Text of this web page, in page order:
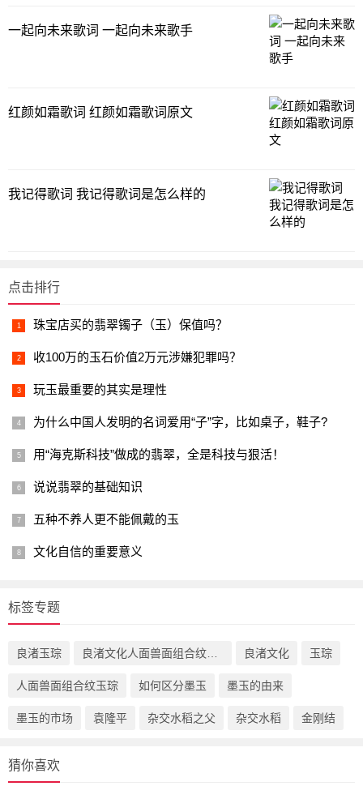
一起向未来歌词 一起向未来歌手
红颜如霜歌词 红颜如霜歌词原文
我记得歌词 我记得歌词是怎么样的
点击排行
珠宝店买的翡翠镯子（玉）保值吗？
收100万的玉石价值2万元涉嫌犯罪吗？
玩玉最重要的其实是理性
为什么中国人发明的名词爱用“子”字，比如桌子，鞋子?
用“海克斯科技”做成的翡翠，全是科技与狠活！
说说翡翠的基础知识
五种不养人更不能佩戴的玉
文化自信的重要意义
标签专题
良渚玉琮 良渚文化 玉琮
人面兽面组合纹玉琮 如何区分墨玉 墨玉的由来
墨玉的市场 袁隆平 杂交水稻之父 杂交水稻 金刚结
猜你喜欢